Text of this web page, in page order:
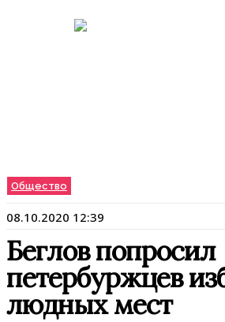
Общество
08.10.2020 12:39
Беглов попросил
петербуржцев
людных мест